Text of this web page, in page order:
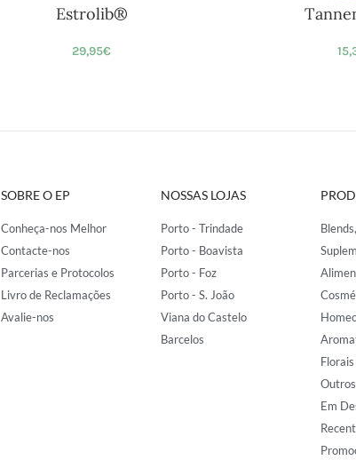
Estrolib®
29,95€
SOBRE O EP
Conheça-nos Melhor
Contacte-nos
Parcerias e Protocolos
Livro de Reclamações
Avalie-nos
NOSSAS LOJAS
Porto - Trindade
Porto - Boavista
Porto - Foz
Porto - S. João
Viana do Castelo
Barcelos
Florais
Outros
Em